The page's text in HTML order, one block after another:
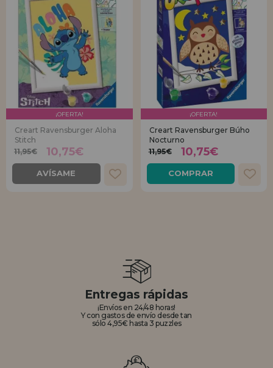
¡OFERTA!
Creart Ravensburger Aloha
Stitch
11,95€
10,75€
AVÍSAME
¡OFERTA!
Creart Ravensburger Búho
Nocturno
11,95€
10,75€
COMPRAR
Entregas rápidas
¡Envíos en 24/48 horas!
Y con gastos de envío desde tan
sólo 4,95€ hasta 3 puzzles